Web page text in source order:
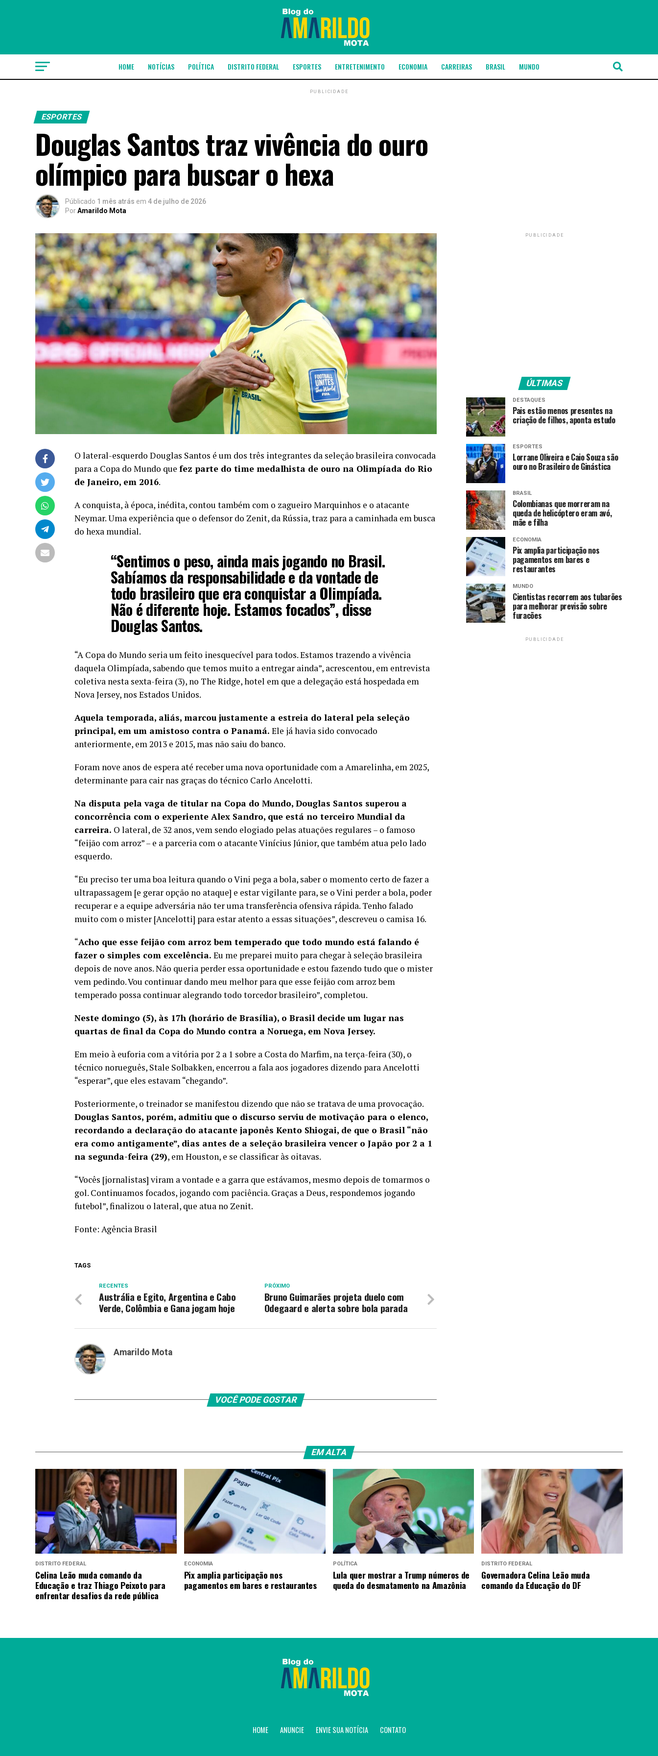
HOME NOTÍCIAS POLÍTICA DISTRITO FEDERAL ESPORTES ENTRETENIMENTO ECONOMIA CARREIRAS BRASIL MUNDO
PUBLICIDADE
ESPORTES
Douglas Santos traz vivência do ouro
olímpico para buscar o hexa
Públicado 1 mês atrás em 4 de julho de 2026
PorAmarildo Mota
O lateral-esquerdo Douglas Santos é um dos três integrantes da seleção brasileira convocada
para a Copa do Mundo que fez parte do time medalhista de ouro na Olimpíada do Rio
de Janeiro, em 2016.
A conquista, à época, inédita, contou também com o zagueiro Marquinhos e o atacante
Neymar. Uma experiência que o defensor do Zenit, da Rússia, traz para a caminhada em busca
do hexa mundial.
“Sentimos o peso, ainda mais jogando no Brasil.
Sabíamos da responsabilidade e da vontade de
todo brasileiro que era conquistar a Olimpíada.
Não é diferente hoje. Estamos focados”, disse
Douglas Santos.
“A Copa do Mundo seria um feito inesquecível para todos. Estamos trazendo a vivência
daquela Olimpíada, sabendo que temos muito a entregar ainda”, acrescentou, em entrevista
coletiva nesta sexta-feira (3), no The Ridge, hotel em que a delegação está hospedada em
Nova Jersey, nos Estados Unidos.
Aquela temporada, aliás, marcou justamente a estreia do lateral pela seleção
principal, em um amistoso contra o Panamá. Ele já havia sido convocado
anteriormente, em 2013 e 2015, mas não saiu do banco.
Foram nove anos de espera até receber uma nova oportunidade com a Amarelinha, em 2025,
determinante para cair nas graças do técnico Carlo Ancelotti.
Na disputa pela vaga de titular na Copa do Mundo, Douglas Santos superou a
concorrência com o experiente Alex Sandro, que está no terceiro Mundial da
carreira. O lateral, de 32 anos, vem sendo elogiado pelas atuações regulares – o famoso
“feijão com arroz” – e a parceria com o atacante Vinícius Júnior, que também atua pelo lado
esquerdo.
“Eu preciso ter uma boa leitura quando o Vini pega a bola, saber o momento certo de fazer a
ultrapassagem [e gerar opção no ataque] e estar vigilante para, se o Vini perder a bola, poder
recuperar e a equipe adversária não ter uma transferência ofensiva rápida. Tenho falado
muito com o mister [Ancelotti] para estar atento a essas situações”, descreveu o camisa 16.
“Acho que esse feijão com arroz bem temperado que todo mundo está falando é
fazer o simples com excelência. Eu me preparei muito para chegar à seleção brasileira
depois de nove anos. Não queria perder essa oportunidade e estou fazendo tudo que o mister
vem pedindo. Vou continuar dando meu melhor para que esse feijão com arroz bem
temperado possa continuar alegrando todo torcedor brasileiro”, completou.
Neste domingo (5), às 17h (horário de Brasília), o Brasil decide um lugar nas
quartas de final da Copa do Mundo contra a Noruega, em Nova Jersey.
Em meio à euforia com a vitória por 2 a 1 sobre a Costa do Marfim, na terça-feira (30), o
técnico norueguês, Stale Solbakken, encerrou a fala aos jogadores dizendo para Ancelotti
“esperar”, que eles estavam “chegando”.
Posteriormente, o treinador se manifestou dizendo que não se tratava de uma provocação.
Douglas Santos, porém, admitiu que o discurso serviu de motivação para o elenco,
recordando a declaração do atacante japonês Kento Shiogai, de que o Brasil “não
era como antigamente”, dias antes de a seleção brasileira vencer o Japão por 2 a 1
na segunda-feira (29), em Houston, e se classificar às oitavas.
“Vocês [jornalistas] viram a vontade e a garra que estávamos, mesmo depois de tomarmos o
gol. Continuamos focados, jogando com paciência. Graças a Deus, respondemos jogando
futebol”, finalizou o lateral, que atua no Zenit.
Fonte: Agência Brasil
TAGS
PRÓXIMO
Bruno Guimarães projeta duelo com
Odegaard e alerta sobre bola parada
RECENTES
Austrália e Egito, Argentina e Cabo
Verde, Colômbia e Gana jogam hoje
Amarildo Mota
VOCÊ PODE GOSTAR
PUBLICIDADE
ÚLTIMAS
DESTAQUES
Pais estão menos presentes na
criação de filhos, aponta estudo
ESPORTES
Lorrane Oliveira e Caio Souza são
ouro no Brasileiro de Ginástica
BRASIL
Colombianas que morreram na
queda de helicóptero eram avó,
mãe e filha
ECONOMIA
Pix amplia participação nos
pagamentos em bares e
restaurantes
MUNDO
Cientistas recorrem aos tubarões
para melhorar previsão sobre
furacões
PUBLICIDADE
EM ALTA
DISTRITO FEDERAL
Celina Leão muda comando da
Educação e traz Thiago Peixoto para
enfrentar desafios da rede pública
ECONOMIA
Pix amplia participação nos
pagamentos em bares e restaurantes
POLÍTICA
Lula quer mostrar a Trump números de
queda do desmatamento na Amazônia
DISTRITO FEDERAL
Governadora Celina Leão muda
comando da Educação do DF
HOME ANUNCIE ENVIE SUA NOTÍCIA CONTATO